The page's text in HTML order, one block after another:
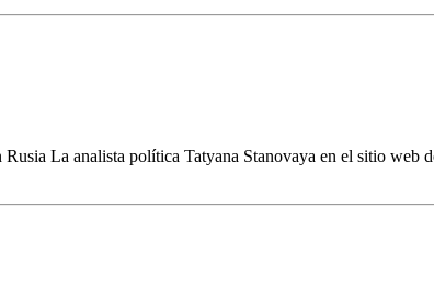
La analista política Tatyana Stanovaya en el sitio web